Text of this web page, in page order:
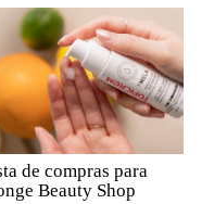
Beauty Shop